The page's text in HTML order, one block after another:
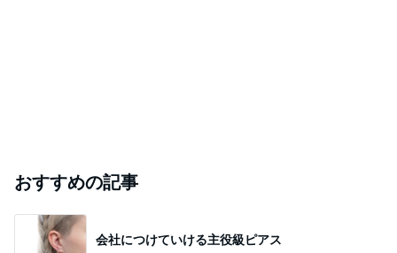
おすすめの記事
会社につけていける主役級ピアス